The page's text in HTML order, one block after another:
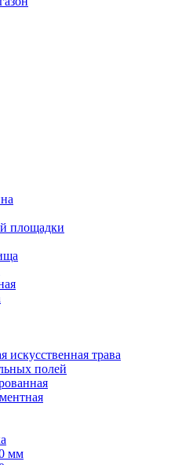
площадки
искусственная трава
полей
мм